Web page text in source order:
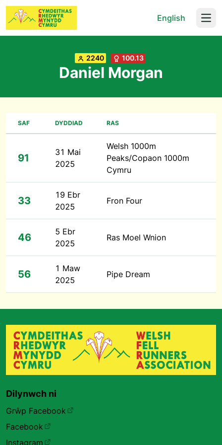
English
2240 100.13
Daniel Morgan
SAF DYDDIAD RAS
91
31 Mai
2025
Welsh 1000m
Peaks/Copaon 1000m
Cymru
33
19 Ebr
2025
Fron Four
46
5 Ebr
2025
Ras Moel Wnion
56
1 Maw
2025
Pipe Dream
Dilynwch ni
Grŵp Facebook
Facebook
Instagram